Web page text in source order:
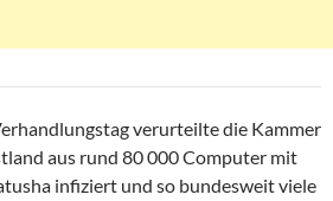
verurteilte die Kammer
aus rund 80 000 Computer mit
infiziert und so bundesweit viele